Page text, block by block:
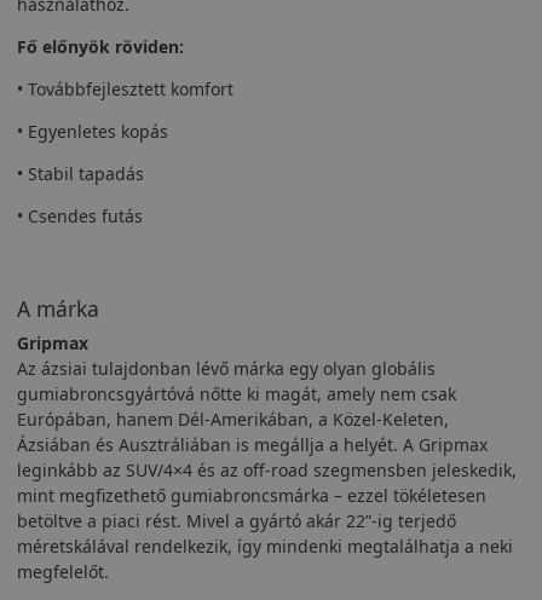
Fő előnyök röviden:
• Továbbfejlesztett komfort
• Egyenletes kopás
• Stabil tapadás
• Csendes futás
A márka
Gripmax
Az ázsiai tulajdonban lévő márka egy olyan globális
gumiabroncsgyártóvá nőtte ki magát, amely nem csak
Európában, hanem Dél-Amerikában, a Közel-Keleten,
Ázsiában és Ausztráliában is megállja a helyét. A Gripmax
leginkább az SUV/4×4 és az off-road szegmensben jeleskedik,
mint megfizethető gumiabroncsmárka – ezzel tökéletesen
betöltve a piaci rést. Mivel a gyártó akár 22”-ig terjedő
méretskálával rendelkezik, így mindenki megtalálhatja a neki
megfelelőt.